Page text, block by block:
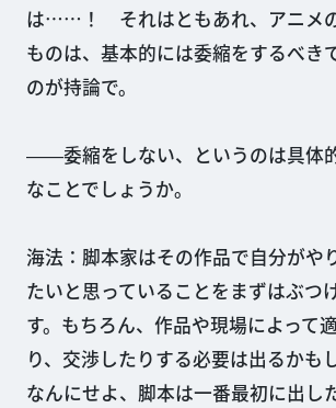
は……！ それはともあれ、アニメ
ものは、基本的には委縮をするべき
のが持論で。
――委縮をしない、というのは具体
なことでしょうか。
海法：脚本家はその作品で自分がや
たいと思っていることをまずはぶつ
す。もちろん、作品や現場によって
り、交渉したりする必要は出るかも
なんにせよ、脚本は一番最初に出し